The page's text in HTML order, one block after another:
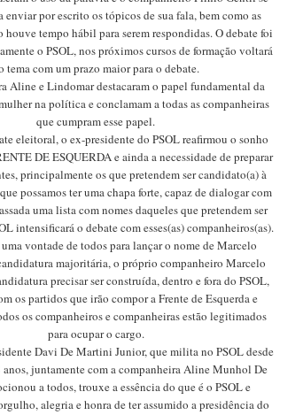
enviar por escrito os tópicos de sua fala, bem como as
houve tempo hábil para serem respondidas. O debate foi
o PSOL, nos próximos cursos de formação voltará
tema com um prazo maior para o debate.
Aline e Lindomar destacaram o papel fundamental da
na política e conclamam a todas as companheiras
que cumpram esse papel.
eleitoral, o ex-presidente do PSOL reafirmou o sonho
DE ESQUERDA e ainda a necessidade de preparar
principalmente os que pretendem ser candidato(a) à
possamos ter uma chapa forte, capaz de dialogar com
uma lista com nomes daqueles que pretendem ser
intensificará o debate com esses(as) companheiros(as).
vontade de todos para lançar o nome de Marcelo
majoritária, o próprio companheiro Marcelo
precisar ser construída, dentro e fora do PSOL,
os partidos que irão compor a Frente de Esquerda e
os companheiros e companheiras estão legitimados
para ocupar o cargo.
Davi De Martini Junior, que milita no PSOL desde
anos, juntamente com a companheira Aline Munhol De
a todos, trouxe a essência do que é o PSOL e
alegria e honra de ter assumido a presidência do